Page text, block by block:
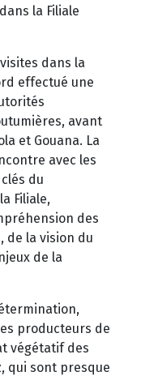
la Filiale
dans la
effectué une
avant
et Gouana. La
avec les
du
Filiale,
des
de la vision du
de la
producteurs de
végétatif des
qui sont presque